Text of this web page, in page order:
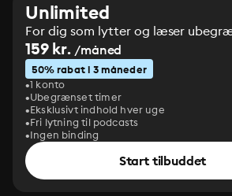
Unlimited
For dig som lytter og læser
159 kr. /måned
50% rabat i 3 måneder
1 konto
Ubegrænset timer
Eksklusivt indhold hver uge
Fri lytning til podcasts
Ingen binding
Start tilbuddet